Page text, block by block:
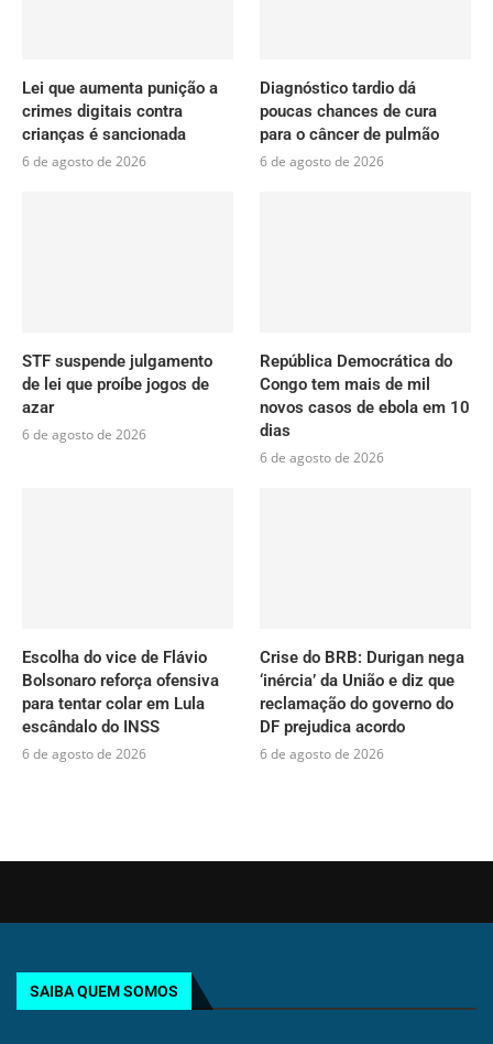
Lei que aumenta punição a
crimes digitais contra
crianças é sancionada
6 de agosto de 2026
Diagnóstico tardio dá
poucas chances de cura
para o câncer de pulmão
6 de agosto de 2026
STF suspende julgamento
de lei que proíbe jogos de
azar
6 de agosto de 2026
República Democrática do
Congo tem mais de mil
novos casos de ebola em 10
dias
6 de agosto de 2026
Escolha do vice de Flávio
Bolsonaro reforça ofensiva
para tentar colar em Lula
escândalo do INSS
6 de agosto de 2026
Crise do BRB: Durigan nega
‘inércia’ da União e diz que
reclamação do governo do
DF prejudica acordo
6 de agosto de 2026
SAIBA QUEM SOMOS